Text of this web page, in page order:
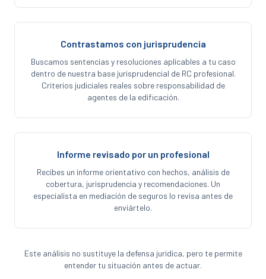
Contrastamos con jurisprudencia
Buscamos sentencias y resoluciones aplicables a tu caso
dentro de nuestra base jurisprudencial de RC profesional.
Criterios judiciales reales sobre responsabilidad de
agentes de la edificación.
Informe revisado por un profesional
Recibes un informe orientativo con hechos, análisis de
cobertura, jurisprudencia y recomendaciones. Un
especialista en mediación de seguros lo revisa antes de
enviártelo.
Este análisis no sustituye la defensa jurídica, pero te permite
entender tu situación antes de actuar.